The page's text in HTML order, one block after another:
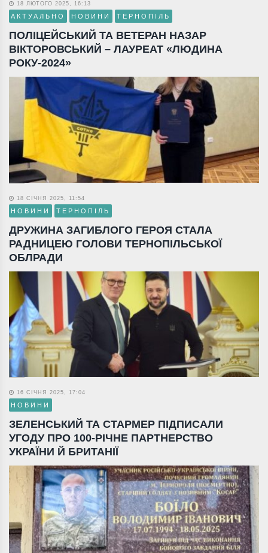
18 ЛЮТОГО 2025, 16:13
АКТУАЛЬНО НОВИНИ ТЕРНОПІЛЬ
ПОЛІЦЕЙСЬКИЙ ТА ВЕТЕРАН НАЗАР
ВІКТОРОВСЬКИЙ – ЛАУРЕАТ «ЛЮДИНА
РОКУ-2024»
18 СІЧНЯ 2025, 11:54
НОВИНИ ТЕРНОПІЛЬ
ДРУЖИНА ЗАГИБЛОГО ГЕРОЯ СТАЛА
РАДНИЦЕЮ ГОЛОВИ ТЕРНОПІЛЬСЬКОЇ
ОБЛРАДИ
16 СІЧНЯ 2025, 17:04
НОВИНИ
ЗЕЛЕНСЬКИЙ ТА СТАРМЕР ПІДПИСАЛИ
УГОДУ ПРО 100-РІЧНЕ ПАРТНЕРСТВО
УКРАЇНИ Й БРИТАНІЇ